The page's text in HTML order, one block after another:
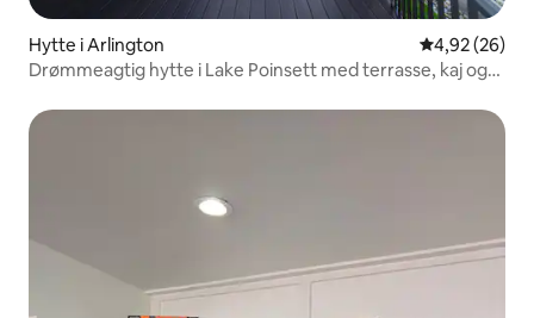
Hytte i Arlington 4,92 ud af 5 i
4,92 (26)
Drømmeagtig hytte i Lake Poinsett med terrasse, kaj og